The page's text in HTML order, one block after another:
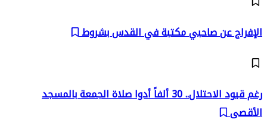
الإفراج عن صاحبي مكتبة في القدس بشروط
رغم قيود الاحتلال.. 30 ألفاً أدوا صلاة الجمعة بالمسجد
الأقصى